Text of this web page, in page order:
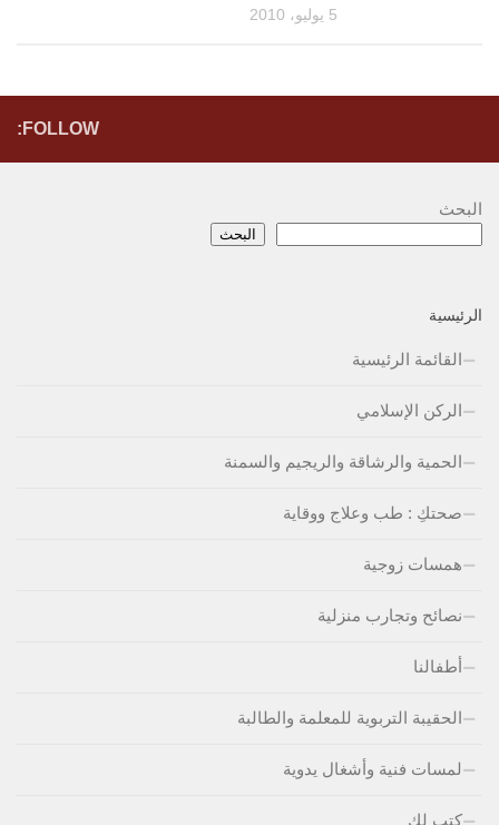
5 يوليو، 2010
FOLLOW:
البحث
البحث
الرئيسية
القائمة الرئيسية
الركن الإسلامي
الحمية والرشاقة والريجيم والسمنة
صحتكِ : طب وعلاج ووقاية
همسات زوجية
نصائح وتجارب منزلية
أطفالنا
الحقيبة التربوية للمعلمة والطالبة
لمسات فنية وأشغال يدوية
كتب لكِ